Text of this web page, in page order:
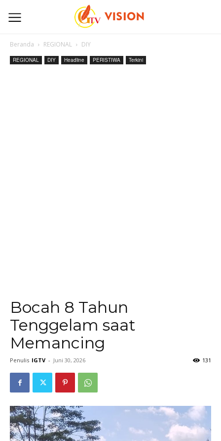
Beranda REGIONAL DIY
REGIONAL DIY Headline PERISTIWA Terkini
Bocah 8 Tahun
Tenggelam saat
Memancing
Penulis IGTV - Juni 30, 2026 131